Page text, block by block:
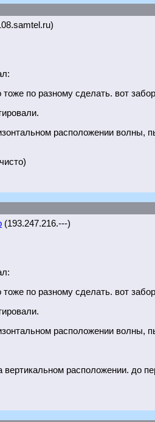
по разному сделать. вот
расположении волны,
(193.247.216.---)
по разному сделать. вот
расположении волны,
вертикальном расположении. до